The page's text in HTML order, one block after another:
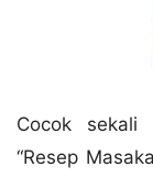
Cocok sekali
“Resep